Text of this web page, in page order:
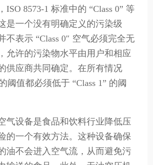
ISO 8573-1 标准中的 “Class 0” 等
是一个没有明确定义的污染级
不表示 “Class 0″ 空气必须完全无
允许的污染物水平由用户和相应
供应商共同确定。在所有情况
阈值都必须低于 “Class 1” 的阈
气设备是食品和饮料行业降低压
的一个有效方法。这种设备确保
油不会进入空气流，从而避免污